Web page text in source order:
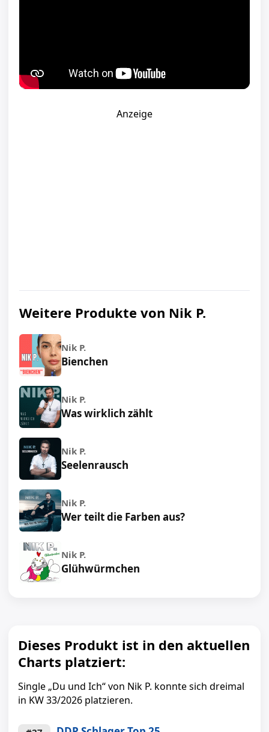
Anzeige
Weitere Produkte von Nik P.
Nik P.
Bienchen
Nik P.
Was wirklich zählt
Nik P.
Seelenrausch
Nik P.
Wer teilt die Farben aus?
Nik P.
Glühwürmchen
Dieses Produkt ist in den aktuellen
Charts platziert:
Single „Du und Ich“ von Nik P. konnte sich dreimal
in KW 33/2026 platzieren.